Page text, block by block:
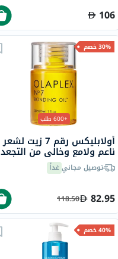
106
30% خصم
+600 طلب
أولابليكس رقم 7 زيت لشعر
ناعم ولامع وخالي من التجعد
30 ملتوصيل مجانيغداً
82.95
118.50
40% خصم